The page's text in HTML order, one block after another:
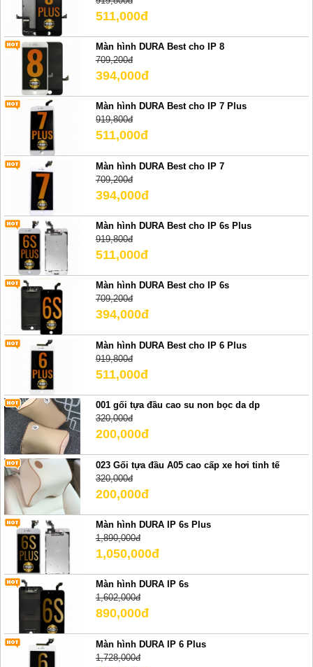
511,000đ
Màn hình DURA Best cho IP 8
709,200đ
394,000đ
Màn hình DURA Best cho IP 7 Plus
919,800đ
511,000đ
Màn hình DURA Best cho IP 7
709,200đ
394,000đ
Màn hình DURA Best cho IP 6s Plus
919,800đ
511,000đ
Màn hình DURA Best cho IP 6s
709,200đ
394,000đ
Màn hình DURA Best cho IP 6 Plus
919,800đ
511,000đ
001 gối tựa đầu cao su non bọc da dp
320,000đ
200,000đ
023 Gối tựa đầu A05 cao cấp xe hơi tinh tế
320,000đ
200,000đ
Màn hình DURA IP 6s Plus
1,890,000đ
1,050,000đ
Màn hình DURA IP 6s
1,602,000đ
890,000đ
Màn hình DURA IP 6 Plus
1,728,000đ